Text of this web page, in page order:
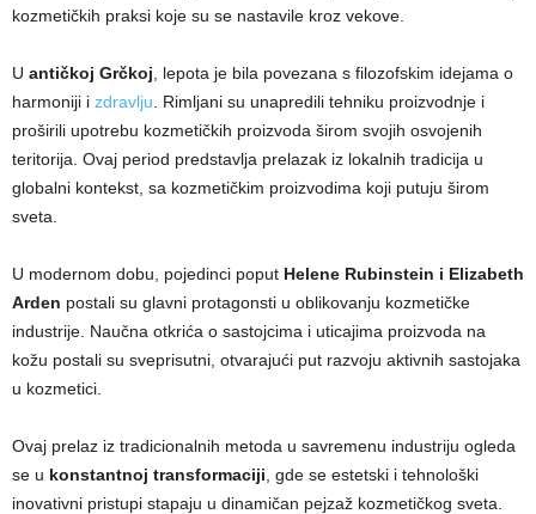
kozmetičkih praksi koje su se nastavile kroz vekove.
U antičkoj Grčkoj , lepota je bila povezana s filozofskim idejama o
harmoniji i zdravlju . Rimljani su unapredili tehniku proizvodnje i
proširili upotrebu kozmetičkih proizvoda širom svojih osvojenih
teritorija. Ovaj period predstavlja prelazak iz lokalnih tradicija u
globalni kontekst, sa kozmetičkim proizvodima koji putuju širom
sveta.
U modernom dobu, pojedinci poput Helene Rubinstein i Elizabeth
Arden postali su glavni protagonsti u oblikovanju kozmetičke
industrije. Naučna otkrića o sastojcima i uticajima proizvoda na
kožu postali su sveprisutni, otvarajući put razvoju aktivnih sastojaka
u kozmetici.
Ovaj prelaz iz tradicionalnih metoda u savremenu industriju ogleda
se u konstantnoj transformaciji , gde se estetski i tehnološki
inovativni pristupi stapaju u dinamičan pejzaž kozmetičkog sveta.